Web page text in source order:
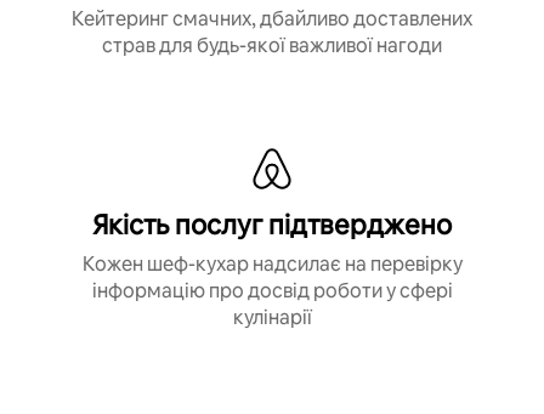
Кейтеринг смачних, дбайливо доставлених
страв для будь-якої важливої нагоди
Якість послуг підтверджено
Кожен шеф-кухар надсилає на перевірку
інформацію про досвід роботи у сфері
кулінарії